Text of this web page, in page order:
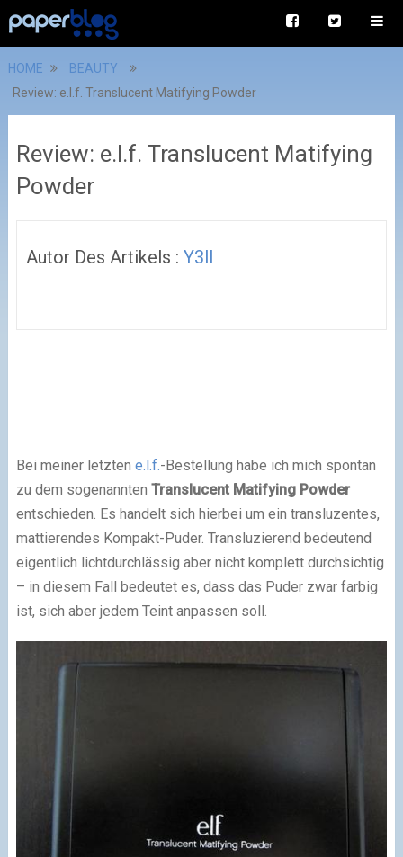
HOME
BEAUTY
Review: e.l.f. Translucent Matifying Powder
Review: e.l.f. Translucent Matifying
Powder
Autor Des Artikels : Y3ll
Bei meiner letzten e.l.f.-Bestellung habe ich mich spontan
zu dem sogenannten Translucent Matifying Powder
entschieden. Es handelt sich hierbei um ein transluzentes,
mattierendes Kompakt-Puder. Transluzierend bedeutend
eigentlich lichtdurchlässig aber nicht komplett durchsichtig
– in diesem Fall bedeutet es, dass das Puder zwar farbig
ist, sich aber jedem Teint anpassen soll.